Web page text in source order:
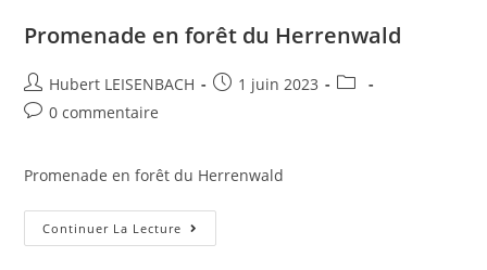
Promenade en forêt du Herrenwald
Hubert LEISENBACH
1 juin 2023
0 commentaire
Promenade en forêt du Herrenwald
Continuer La Lecture